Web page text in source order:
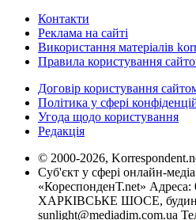
Контакти
Реклама на сайті
Використання матеріалів
Правила користування
Договір користування
Політика у сфері
Угода щодо користування
Редакція
© 2000-2026,
Суб'єкт у сфері онлайн-
«КореспонденТ.net» Адреса:
ХАРКІВСЬКЕ ШОСЕ,
sunlight@mediadim.com.ua